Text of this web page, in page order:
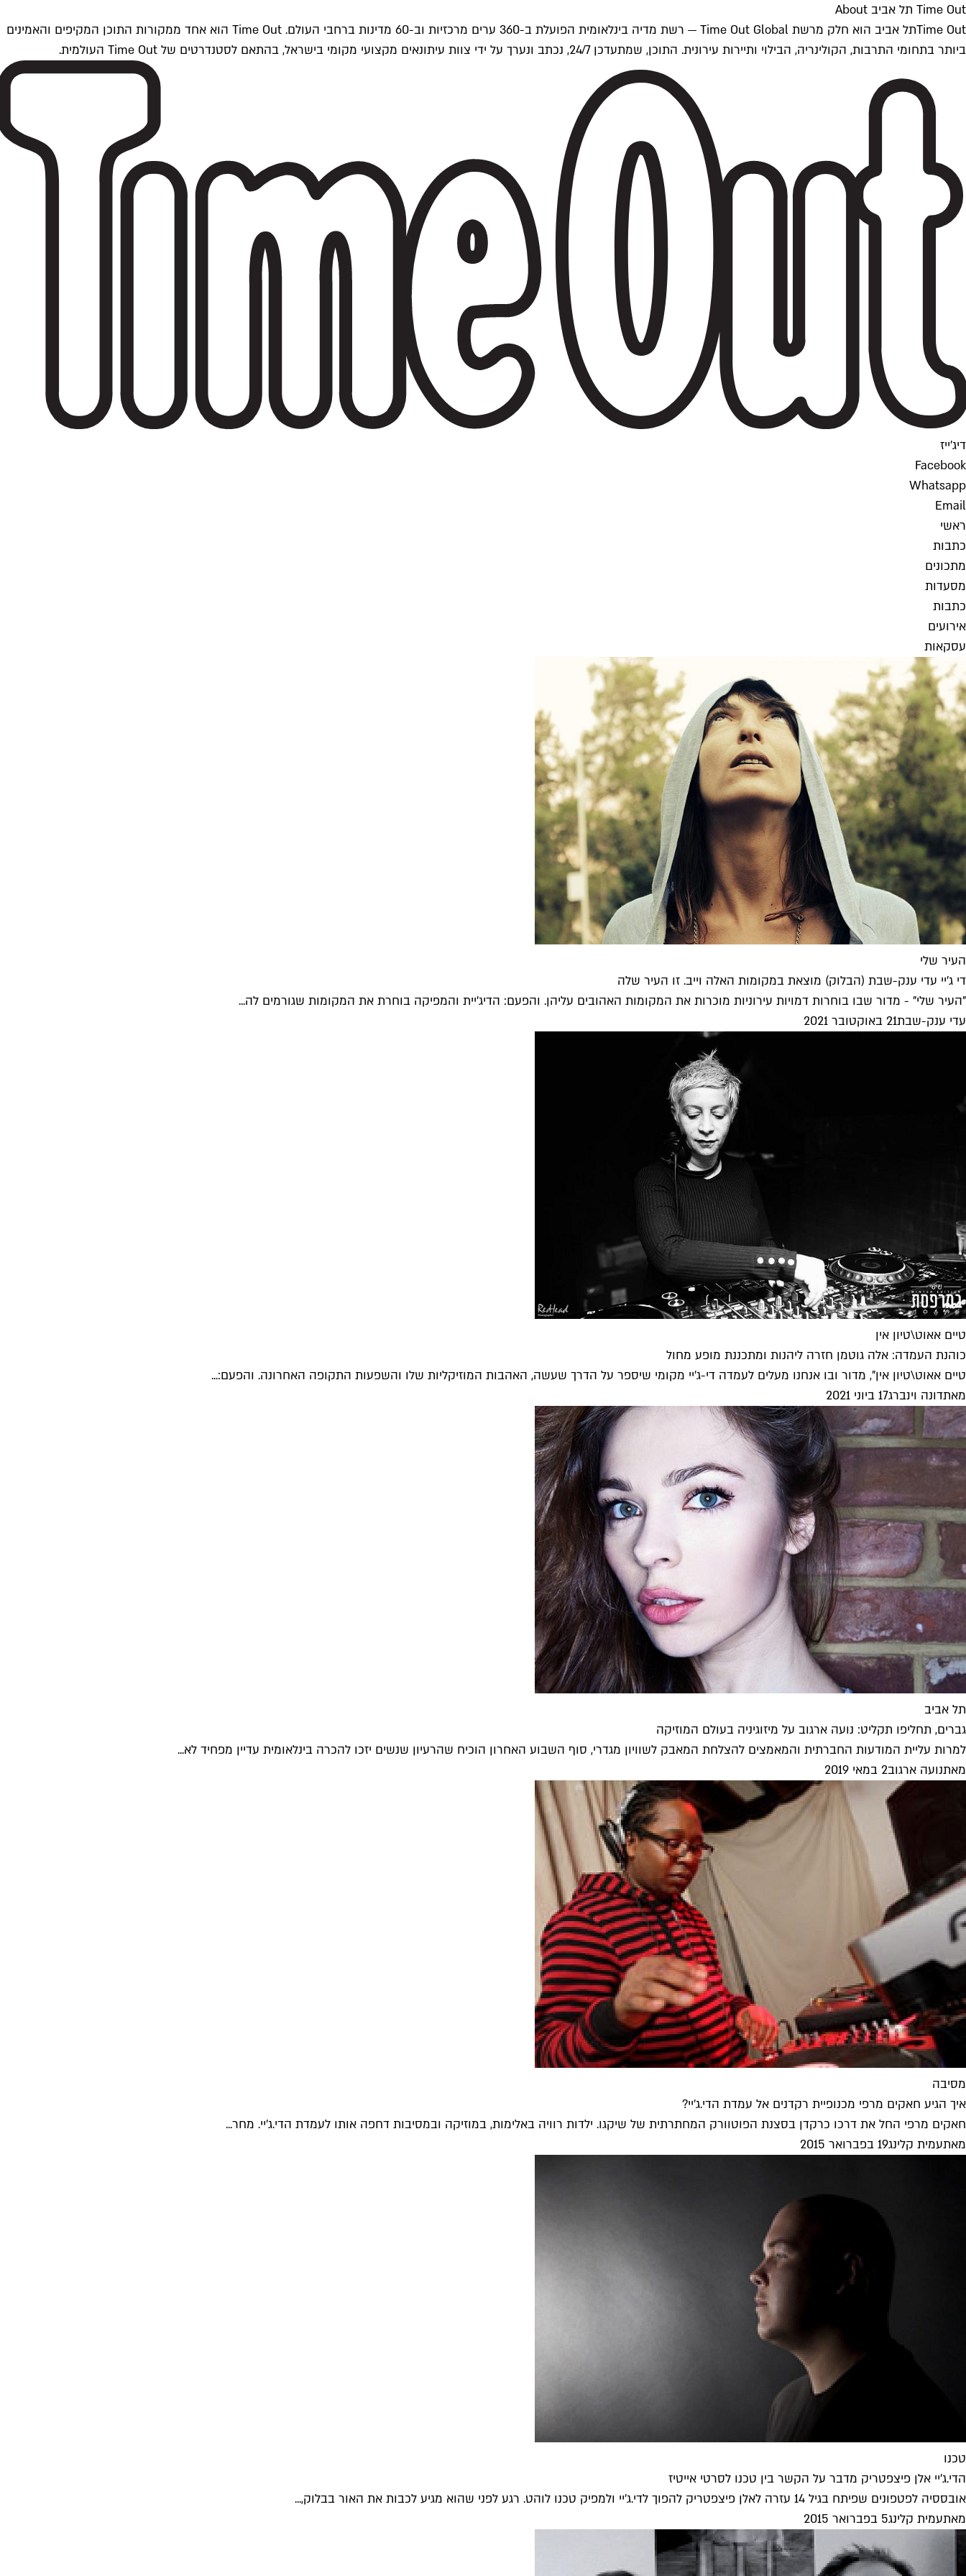
Time Out תל אביב About
Time Outתל אביב הוא חלק מרשת Time Out Global — רשת מדיה בינלאומית הפועלת ב-360 ערים מרכזיות וב-60 מדינות ברחבי העולם. Time Out הוא אחד ממקורות התוכן המקיפים והאמינים
ביותר בתחומי התרבות, הקולינריה, הבילוי ותיירות עירונית. התוכן, שמתעדכן 24/7, נכתב ונערך על ידי צוות עיתונאים מקצועי מקומי בישראל, בהתאם לסטנדרטים של Time Out העולמית.
דיג'ייז
Facebook
Whatsapp
Email
ראשי
כתבות
מתכונים
מסעדות
כתבות
אירועים
עסקאות
העיר שלי
די ג'יי עדי ענק-שבת (הבלוק) מוצאת במקומות האלה וייב. זו העיר שלה
"העיר שלי" - מדור שבו בוחרות דמויות עירוניות מוכרות את המקומות האהובים עליהן. והפעם: הדיג׳יית והמפיקה בוחרת את המקומות שגורמים לה...
עדי ענק-שבת21 באוקטובר 2021
טיים אאוט\טיון אין
כוהנת העמדה: אלה גוטמן חזרה ליהנות ומתכננת מופע מחול
טיים אאוט\טיון אין", מדור ובו אנחנו מעלים לעמדה די-ג'יי מקומי שיספר על הדרך שעשה, האהבות המוזיקליות שלו והשפעות התקופה האחרונה. והפעם:...
מאתדונה וינברג17 ביוני 2021
תל אביב
גברים, תחליפו תקליט: נועה ארגוב על מיזוגיניה בעולם המוזיקה
למרות עליית המודעות החברתית והמאמצים להצלחת המאבק לשוויון מגדרי, סוף השבוע האחרון הוכיח שהרעיון שנשים יזכו להכרה בינלאומית עדיין מפחיד לא...
מאתנועה ארגוב2 במאי 2019
מסיבה
איך הגיע חאקים מרפי מכנופיית רקדנים אל עמדת הדי.ג'יי?
חאקים מרפי החל את דרכו כרקדן בסצנת הפוטוורק המחתרתית של שיקגו. ילדות רוויה באלימות, במוזיקה ובמסיבות דחפה אותו לעמדת הדי.ג'יי. מחר...
מאתעמית קלינג19 בפברואר 2015
טכנו
הדי.ג'יי אלן פיצפטריק מדבר על הקשר בין טכנו לסרטי אייטיז
אובססיה לפטפונים שפיתח בגיל 14 עזרה לאלן פיצפטריק להפוך לדי.ג׳יי ולמפיק טכנו לוהט. רגע לפני שהוא מגיע לכבות את האור בבלוק,...
מאתעמית קלינג5 בפברואר 2015